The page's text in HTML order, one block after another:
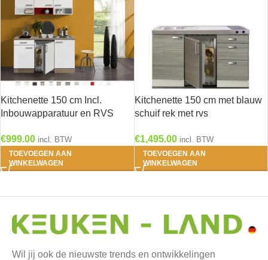
Kitchenette 150 cm Incl.
Inbouwapparatuur en RVS
€999.00 incl. BTW
TOEVOEGEN AAN
WINKELWAGEN
Kitchenette 150 cm met blauw
schuif rek met rvs
kookplaat en rvs spoelbak RAI-
5252
€1,495.00 incl. BTW
TOEVOEGEN AAN
WINKELWAGEN
Wil jij ook de nieuwste trends en ontwikkelingen